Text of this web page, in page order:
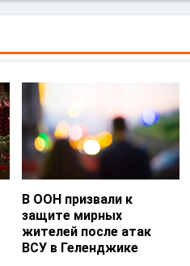
В ООН призвали к
защите мирных
жителей после атак
ВСУ в Геленджике